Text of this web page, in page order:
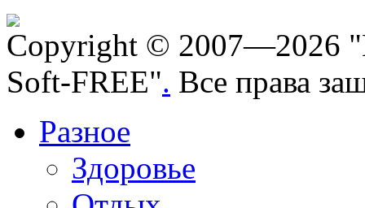
Copyright © 2007—2026
Soft-FREE". Все права
Разное
Здоровье